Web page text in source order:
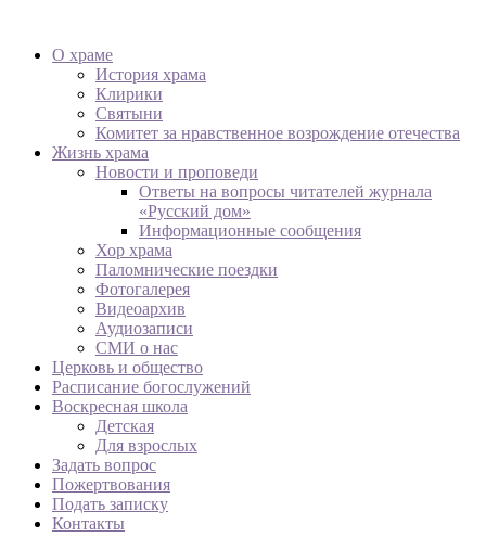
О храме
История храма
Клирики
Святыни
Комитет за нравственное возрождение отечества
Жизнь храма
Новости и проповеди
Ответы на вопросы читателей журнала
«Русский дом»
Информационные сообщения
Хор храма
Паломнические поездки
Фотогалерея
Видеоархив
Аудиозаписи
СМИ о нас
Церковь и общество
Расписание богослужений
Воскресная школа
Детская
Для взрослых
Задать вопрос
Пожертвования
Подать записку
Контакты